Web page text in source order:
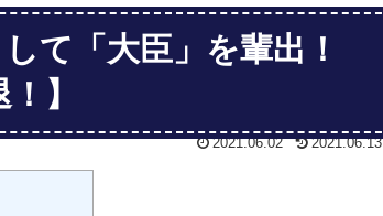
て「大臣」を輩出！
】
2021.06.02 2021.06.13